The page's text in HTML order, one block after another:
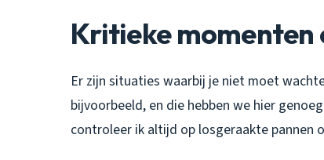
Kritieke momenten
Er zijn situaties waarbij je niet moet
bijvoorbeeld, en die hebben we hier
controleer ik altijd op losgeraakte pannen